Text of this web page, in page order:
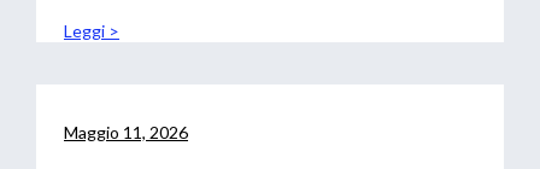
Leggi >
Maggio 11, 2026